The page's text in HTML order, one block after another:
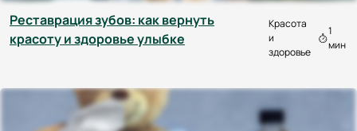
Реставрация зубов: как вернуть
красоту и здоровье улыбке
Красота
и
здоровье
1
мин